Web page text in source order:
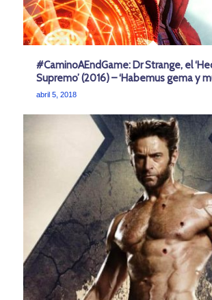
#CaminoAEndGame: Dr Strange, el
Supremo’ (2016) – ‘Habemus gema y
abril 5, 2018